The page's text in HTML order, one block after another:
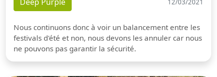
12/03/2021
Nous continuons donc à voir un balancement entre les
festivals d'été et non, nous devons les annuler car nous
ne pouvons pas garantir la sécurité.